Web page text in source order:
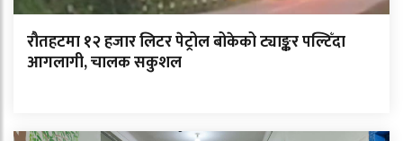
रौतहटमा १२ हजार लिटर पेट्रोल बोकेको ट्याङ्कर पल्टिँदा
आगलागी, चालक सकुशल